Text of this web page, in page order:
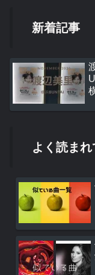
新着記事
よく読ま